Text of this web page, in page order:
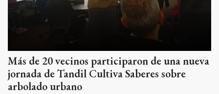
Más de 20 vecinos participaron de una nueva
jornada de Tandil Cultiva Saberes sobre
arbolado urbano